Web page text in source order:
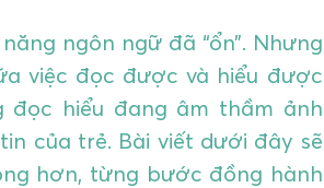
ngôn ngữ đã “ổn”. Nhưng
việc đọc được và hiểu được
đọc hiểu đang âm thầm ảnh
của trẻ. Bài viết dưới đây sẽ
hơn, từng bước đồng hành